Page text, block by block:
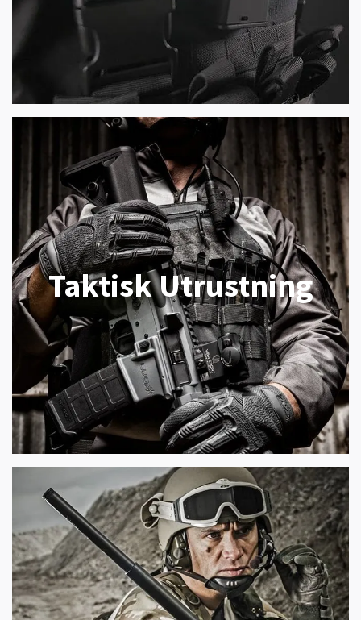
Taktisk Utrustning